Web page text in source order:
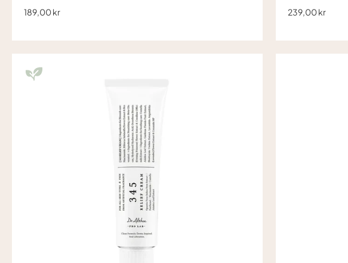
189,00 kr 239,00 kr